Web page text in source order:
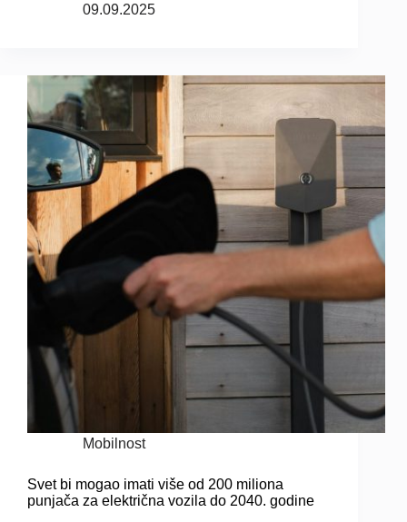
09.09.2025
Mobilnost
Svet bi mogao imati više od 200 miliona
punjača za električna vozila do 2040. godine